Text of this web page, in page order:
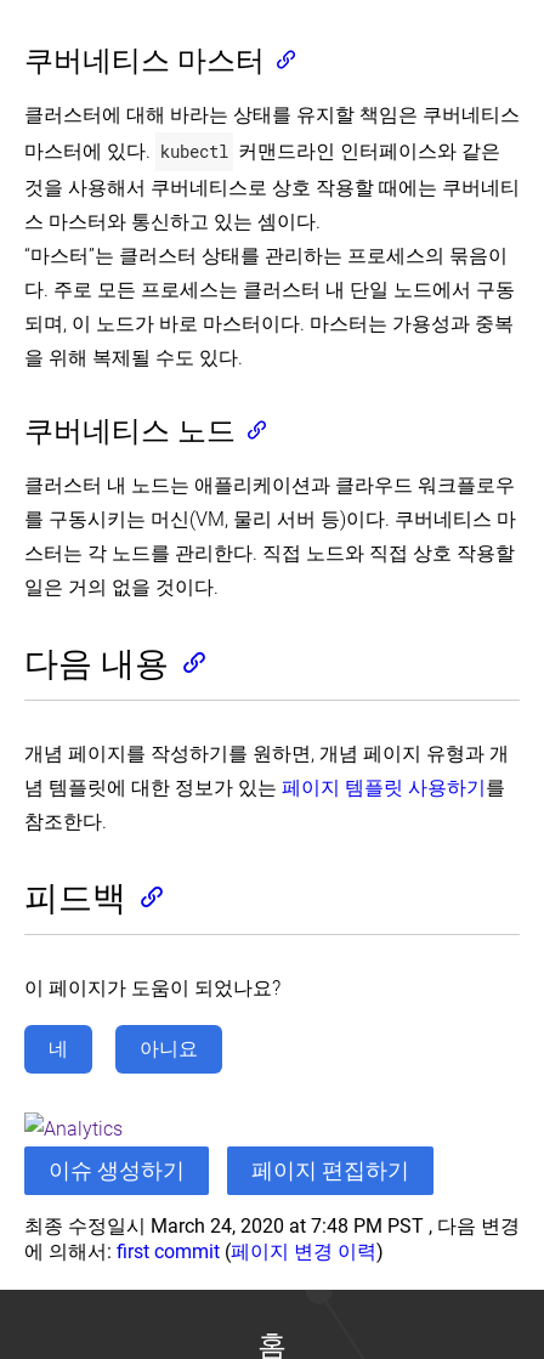
쿠버네티스 마스터
클러스터에 대해 바라는 상태를 유지할 책임은 쿠버네티스
마스터에 있다. kubectl 커맨드라인 인터페이스와 같은
것을 사용해서 쿠버네티스로 상호 작용할 때에는 쿠버네티
스 마스터와 통신하고 있는 셈이다.
“마스터”는 클러스터 상태를 관리하는 프로세스의 묶음이
다. 주로 모든 프로세스는 클러스터 내 단일 노드에서 구동
되며, 이 노드가 바로 마스터이다. 마스터는 가용성과 중복
을 위해 복제될 수도 있다.
쿠버네티스 노드
클러스터 내 노드는 애플리케이션과 클라우드 워크플로우
를 구동시키는 머신(VM, 물리 서버 등)이다. 쿠버네티스 마
스터는 각 노드를 관리한다. 직접 노드와 직접 상호 작용할
일은 거의 없을 것이다.
다음 내용
개념 페이지를 작성하기를 원하면, 개념 페이지 유형과 개
념 템플릿에 대한 정보가 있는 페이지 템플릿 사용하기를
참조한다.
피드백
이 페이지가 도움이 되었나요?
네 아니요
이슈 생성하기 페이지 편집하기
최종 수정일시 March 24, 2020 at 7:48 PM PST , 다음 변경
에 의해서: first commit (페이지 변경 이력)
홈